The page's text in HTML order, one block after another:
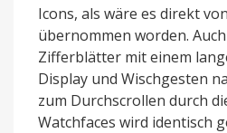
Icons, als wäre es direkt
übernommen worden.
Zifferblätter mit einem
Display und Wischgesten
zum Durchscrollen durch
Watchfaces wird identisch